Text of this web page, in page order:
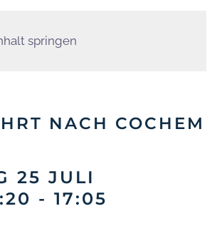
springen
NACH COCHEM
25 JULI
- 17:05